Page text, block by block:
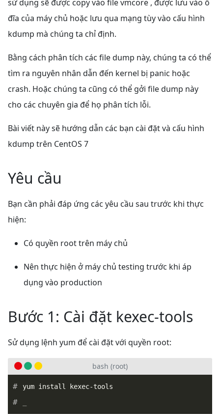
sử dụng sẽ được copy vào file vmcore , được lưu vào ổ
đĩa của máy chủ hoặc lưu qua mạng tùy vào cấu hình
kdump mà chúng ta chỉ định.
Bằng cách phân tích các file dump này, chúng ta có thể
tìm ra nguyên nhân dẫn đến kernel bị panic hoặc
crash. Hoặc chúng ta cũng có thể gởi file dump này
cho các chuyên gia để họ phân tích lỗi.
Bài viết này sẽ hướng dẫn các bạn cài đặt và cấu hình
kdump trên CentOS 7
Yêu cầu
Bạn cần phải đáp ứng các yêu cầu sau trước khi thực
hiện:
Có quyền root trên máy chủ
Nên thực hiện ở máy chủ testing trước khi áp
dụng vào production
Bước 1: Cài đặt kexec-tools
Sử dụng lệnh yum để cài đặt với quyền root:
bash (root)